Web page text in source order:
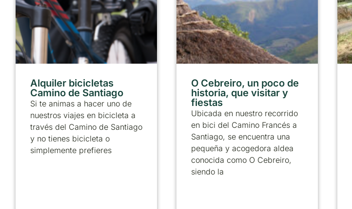
Alquiler bicicletas
Camino de Santiago
Si te animas a hacer uno de
nuestros viajes en bicicleta a
través del Camino de Santiago
y no tienes bicicleta o
simplemente prefieres
O Cebreiro, un poco de
historia, que visitar y
fiestas
Ubicada en nuestro recorrido
en bici del Camino Francés a
Santiago, se encuentra una
pequeña y acogedora aldea
conocida como O Cebreiro,
siendo la